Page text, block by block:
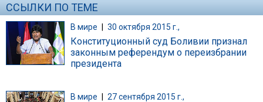
ССЫЛКИ ПО ТЕМЕ
В мире | 30 октября 2015 г.,
Конституционный суд Боливии признал
законным референдум о переизбрании
президента
В мире 27 сентября 2015 г.,